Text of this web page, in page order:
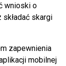
wnioski o
skargi
zapewnienia
mobilnej